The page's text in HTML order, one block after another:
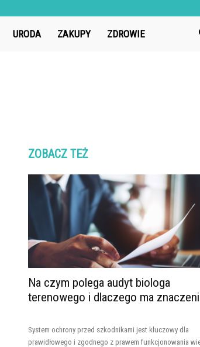
URODA ZAKUPY ZDROWIE
ZOBACZ TEŻ
Na czym polega audyt biologa
terenowego i dlaczego ma
System ochrony przed szkodnikami jest kluczowy dla
prawidłowego i zgodnego z prawem funkcjonowania